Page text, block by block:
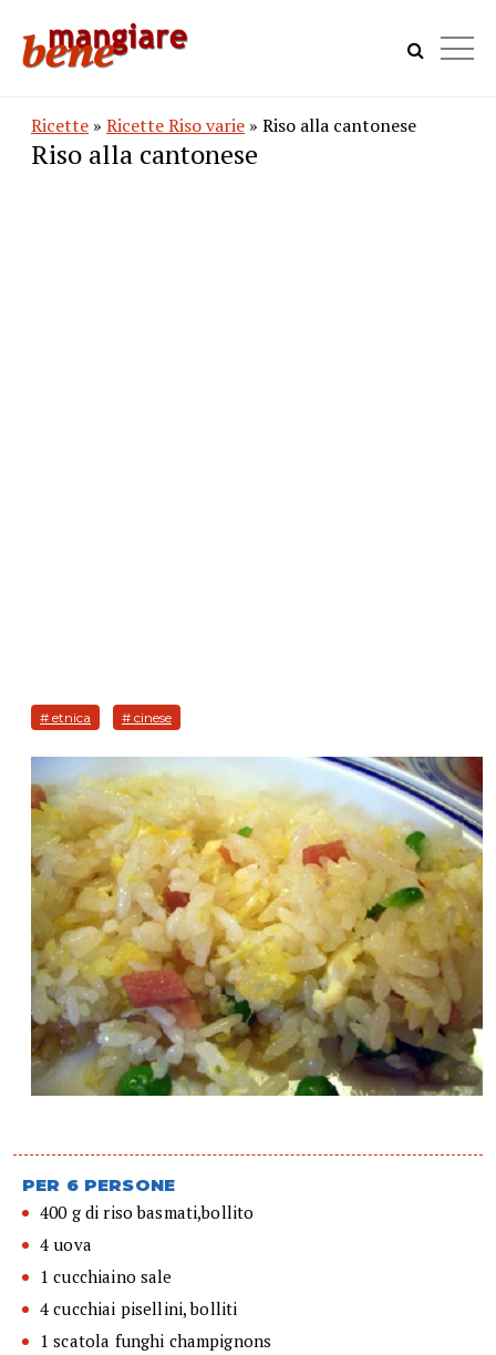
Ricette » Ricette Riso varie » Riso alla cantonese
Riso alla cantonese
# etnica # cinese
PER 6 PERSONE
400 g di riso basmati,bollito
4 uova
1 cucchiaino sale
4 cucchiai pisellini, bolliti
1 scatola funghi champignons